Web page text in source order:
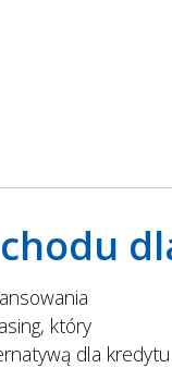
który
dla kredytu.